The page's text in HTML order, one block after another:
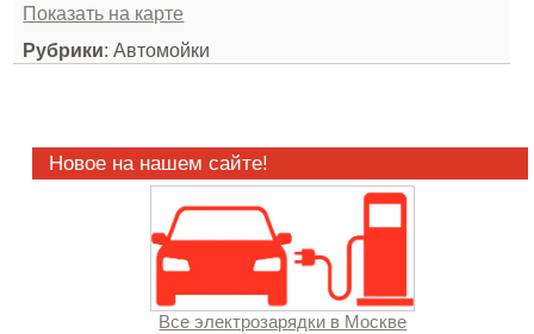
Показать на карте
Рубрики: Автомойки
Новое на нашем сайте!
Все электрозарядки в Москве